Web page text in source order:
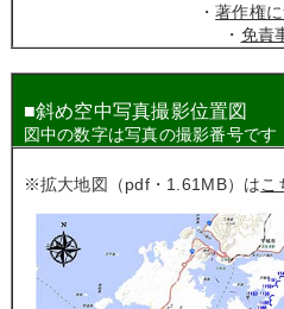
・著作権
・ 免責
■斜め空中写真撮影位置図
図中の数字は写真の撮影番号です
※拡大地図（pdf・1.61MB）はこ